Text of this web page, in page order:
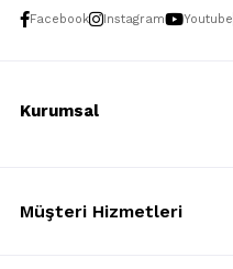
Facebook Instagram Youtube
Kurumsal
Müşteri Hizmetleri